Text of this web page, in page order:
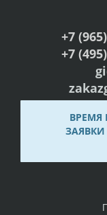
+7
+7
ВРЕМЯ